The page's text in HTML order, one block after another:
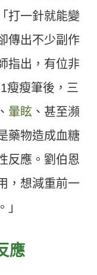
打一針就能變
傳出不少副作
指出，有位非
瘦瘦筆後，三
暈眩 、甚至瀕
藥物造成血糖
反應。劉伯恩
，想減重前一
應